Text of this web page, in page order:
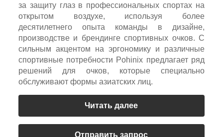
за защиту глаз в профессиональных спортах на
открытом воздухе, используя более
десятилетнего опыта команды в дизайне,
производстве и брендинге спортивных очков. С
сильным акцентом на эргономику и различные
спортивные потребности Pohinix предлагает ряд
решений для очков, которые специально
обслуживают формы азиатских лиц.
Читать далее
Отправить запрос